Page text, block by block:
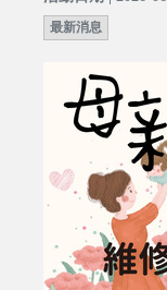
最新消息